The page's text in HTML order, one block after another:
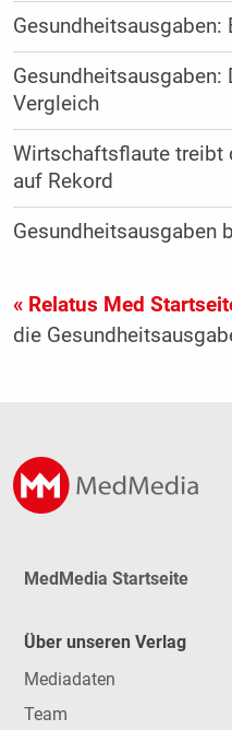
Gesundheitsausgaben:
Vergleich
Wirtschaftsflaute treibt
auf Rekord
Gesundheitsausgaben
« Relatus Med
die
MedMedia Startseite
Über unseren Verlag
Mediadaten
Team